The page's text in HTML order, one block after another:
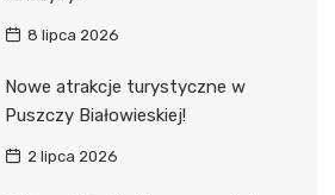
8 lipca 2026
Nowe atrakcje turystyczne w
Puszczy Białowieskiej!
2 lipca 2026